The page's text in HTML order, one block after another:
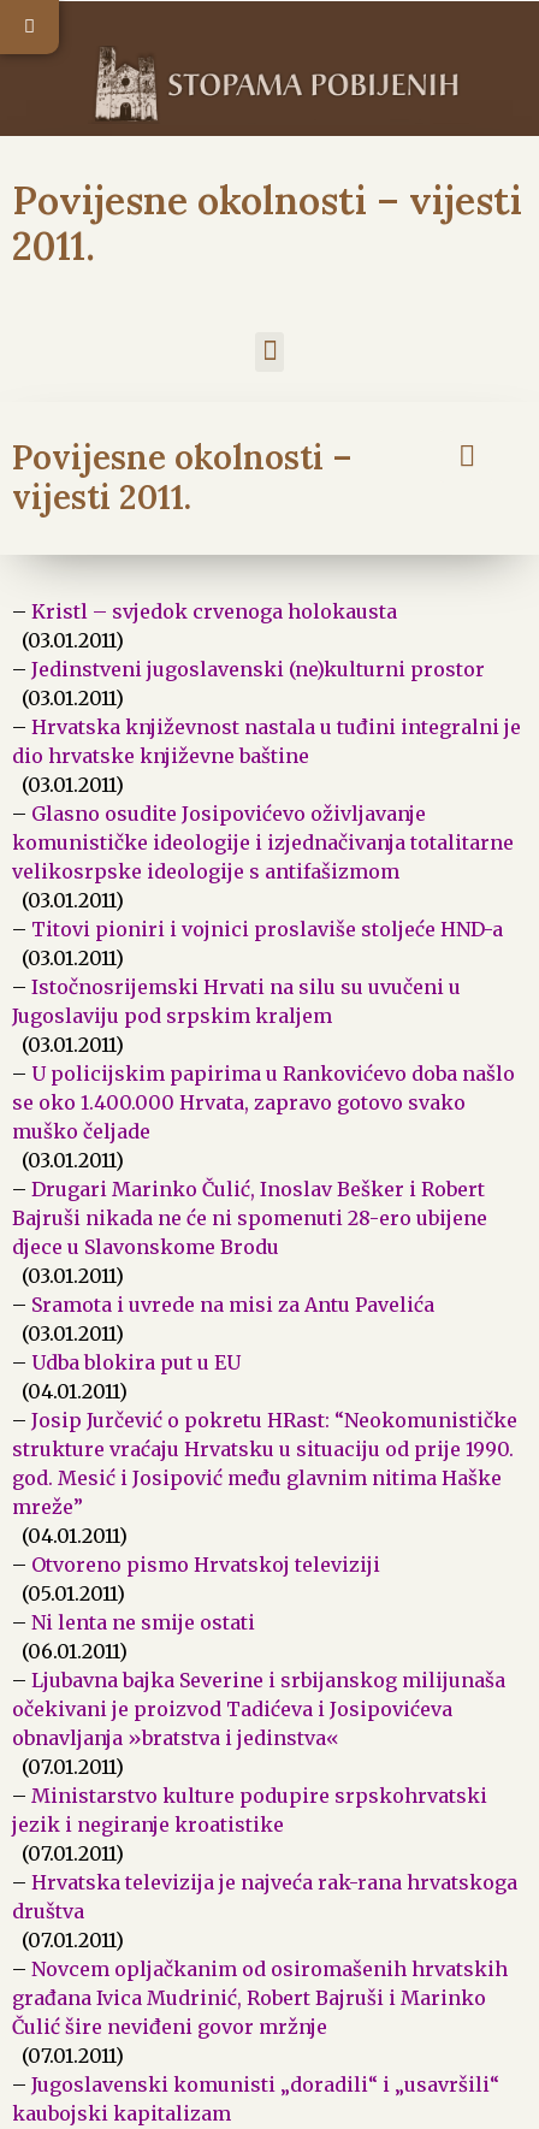
Povijesne okolnosti – vijesti
2011.
Povijesne okolnosti –
vijesti 2011.
– Kristl – svjedok crvenoga holokausta
(03.01.2011)
– Jedinstveni jugoslavenski (ne)kulturni prostor
(03.01.2011)
– Hrvatska književnost nastala u tuđini integralni je
dio hrvatske književne baštine
(03.01.2011)
– Glasno osudite Josipovićevo oživljavanje
komunističke ideologije i izjednačivanja totalitarne
velikosrpske ideologije s antifašizmom
(03.01.2011)
– Titovi pioniri i vojnici proslaviše stoljeće HND-a
(03.01.2011)
– Istočnosrijemski Hrvati na silu su uvučeni u
Jugoslaviju pod srpskim kraljem
(03.01.2011)
– U policijskim papirima u Rankovićevo doba našlo
se oko 1.400.000 Hrvata, zapravo gotovo svako
muško čeljade
(03.01.2011)
– Drugari Marinko Čulić, Inoslav Bešker i Robert
Bajruši nikada ne će ni spomenuti 28-ero ubijene
djece u Slavonskome Brodu
(03.01.2011)
– Sramota i uvrede na misi za Antu Pavelića
(03.01.2011)
– Udba blokira put u EU
(04.01.2011)
– Josip Jurčević o pokretu HRast: “Neokomunističke
strukture vraćaju Hrvatsku u situaciju od prije 1990.
god. Mesić i Josipović među glavnim nitima Haške
mreže”
(04.01.2011)
– Otvoreno pismo Hrvatskoj televiziji
(05.01.2011)
– Ni lenta ne smije ostati
(06.01.2011)
– Ljubavna bajka Severine i srbijanskog milijunaša
očekivani je proizvod Tadićeva i Josipovićeva
obnavljanja »bratstva i jedinstva«
(07.01.2011)
– Ministarstvo kulture podupire srpskohrvatski
jezik i negiranje kroatistike
(07.01.2011)
– Hrvatska televizija je najveća rak-rana hrvatskoga
društva
(07.01.2011)
– Novcem opljačkanim od osiromašenih hrvatskih
građana Ivica Mudrinić, Robert Bajruši i Marinko
Čulić šire neviđeni govor mržnje
(07.01.2011)
– Jugoslavenski komunisti „doradili“ i „usavršili“
kaubojski kapitalizam